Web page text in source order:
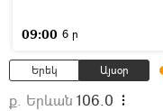
09:00 6 ր
Երեկ Այսօր
ք. Երևան 106.0